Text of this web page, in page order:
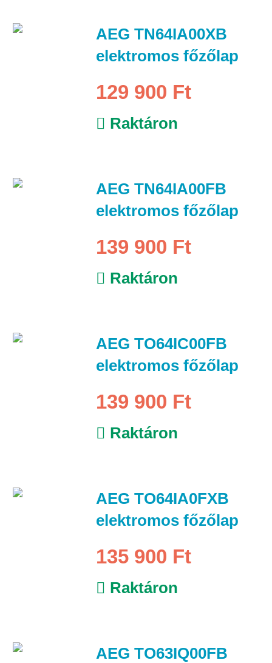
AEG TN64IA00XB
elektromos főzőlap
129 900 Ft
Raktáron
AEG TN64IA00FB
elektromos főzőlap
139 900 Ft
Raktáron
AEG TO64IC00FB
elektromos főzőlap
139 900 Ft
Raktáron
AEG TO64IA0FXB
elektromos főzőlap
135 900 Ft
Raktáron
AEG TO63IQ00FB